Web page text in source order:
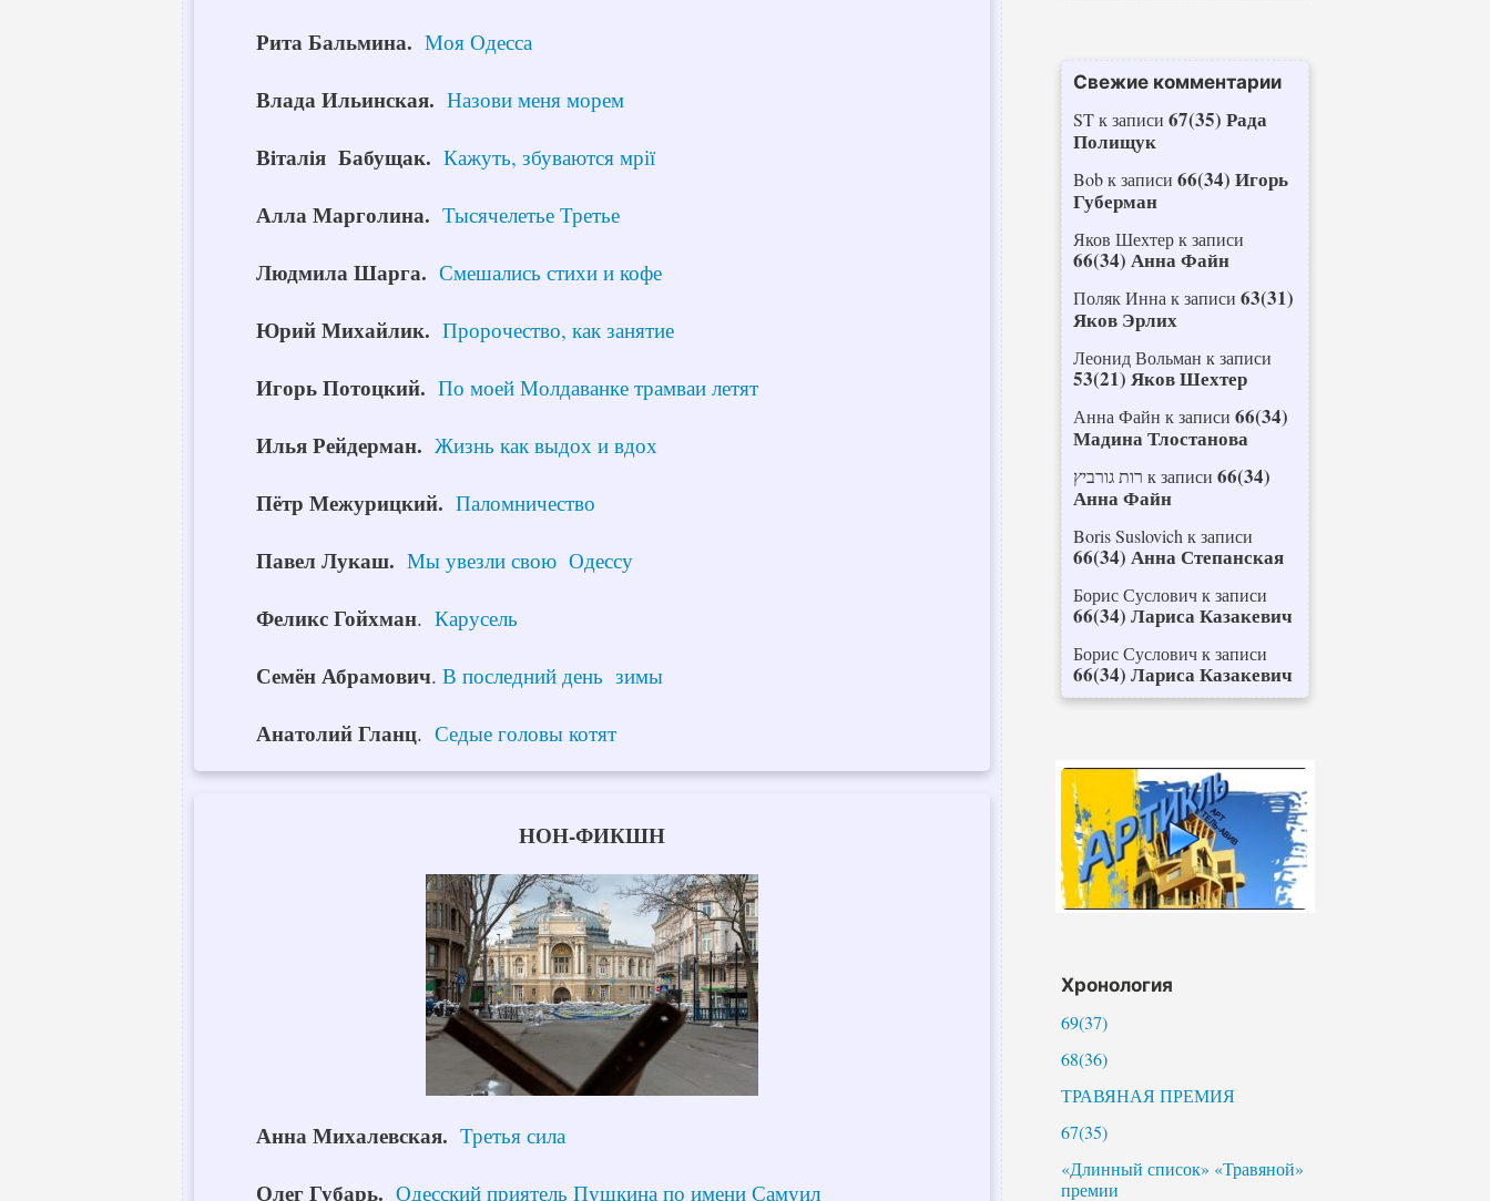
Рита Бальмина. Моя Одесса
Влада Ильинская. Назови меня морем
Вiталiя Бабущак. Кажуть, збуваются мрії
Алла Марголина. Тысячелетье Третье
Людмила Шарга. Смешались стихи и кофе
Юрий Михайлик. Пророчество, как занятие
Игорь Потоцкий. По моей Молдаванке трамваи летят
Илья Рейдерман. Жизнь как выдох и вдох
Пётр Межурицкий. Паломничество
Павел Лукаш. Мы увезли свою Одессу
Феликс Гойхман. Карусель
Семён Абрамович. В последний день зимы
Анатолий Гланц. Седые головы котят
НОН-ФИКШН
Анна Михалевская. Третья сила
Олег Губарь. Одесский приятель Пушкина по имени Самуил
Свежие комментарии
STк записи 67(35) Рада
Полищук
Bobк записи 66(34) Игорь
Губерман
Яков Шехтерк записи
66(34) Анна Файн
Поляк Инна к записи 63(31)
Яков Эрлих
Леонид Вольман к записи
53(21) Яков Шехтер
Анна Файн к записи 66(34)
Мадина Тлостанова
רות גורביץ к записи 66(34)
Анна Файн
Boris Suslovich к записи
66(34) Анна Степанская
Борис Сусловичк записи
66(34) Лариса Казакевич
Борис Сусловичк записи
66(34) Лариса Казакевич
Хронология
69(37)
68(36)
ТРАВЯНАЯ ПРЕМИЯ
67(35)
«Длинный список» «Травяной»
премии